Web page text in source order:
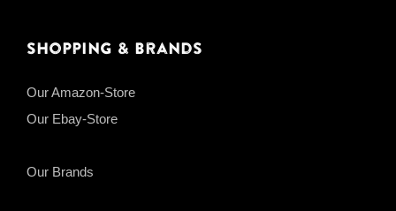
Shopping & Brands
Our Amazon-Store
Our Ebay-Store
Our Brands